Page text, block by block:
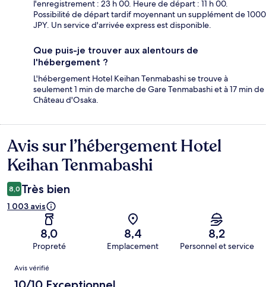
l'enregistrement : 23 h 00. Heure de départ : 11 h 00.
Possibilité de départ tardif moyennant un supplément de 1000
JPY. Un service d'arrivée express est disponible.
Que puis-je trouver aux alentours de
l'hébergement ?
L'hébergement Hotel Keihan Tenmabashi se trouve à
seulement 1 min de marche de Gare Tenmabashi et à 17 min de
Château d'Osaka.
Avis
Avis sur l’hébergement Hotel
Keihan Tenmabashi
8,0 Très bien
1 003 avis
8,0
Propreté
8,4
Emplacement
8,2
Personnel et service
Avis
Avis vérifié